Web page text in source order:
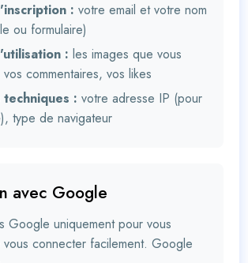
: votre email et votre nom
ou formulaire)
: les images que vous
commentaires, vos likes
techniques : votre adresse IP (pour
type de navigateur
avec Google
Google uniquement pour vous
connecter facilement. Google